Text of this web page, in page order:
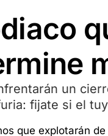
un
fijate si el